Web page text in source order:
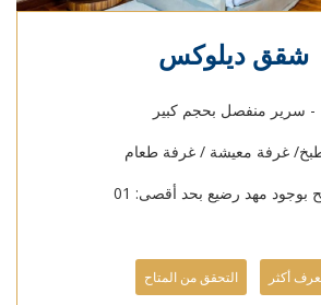
شقق ديلوكس
- سرير منفصل بحجم كبير
غرفة معيشة / غرفة طعام
بوجود مهد رضيع بحد أقصى: 01
أكثر التحقق من المتاح